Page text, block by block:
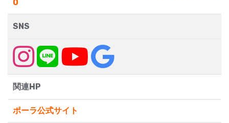
0
SNS
関連HP
ポーラ公式サイト